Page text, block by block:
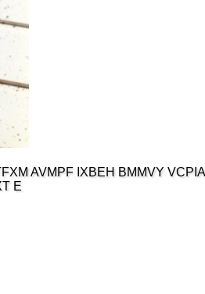
AVMPF IXBEH BMMVY
E